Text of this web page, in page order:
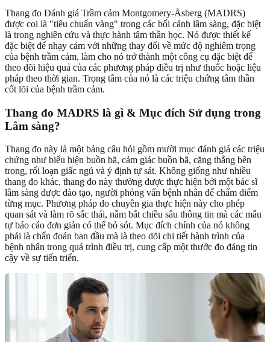
Thang đo Đánh giá Trầm cảm Montgomery-Åsberg (MADRS)
được coi là "tiêu chuẩn vàng" trong các bối cảnh lâm sàng, đặc biệt
là trong nghiên cứu và thực hành tâm thần học. Nó được thiết kế
đặc biệt để nhạy cảm với những thay đổi về mức độ nghiêm trọng
của bệnh trầm cảm, làm cho nó trở thành một công cụ đặc biệt để
theo dõi hiệu quả của các phương pháp điều trị như thuốc hoặc liệu
pháp theo thời gian. Trọng tâm của nó là các triệu chứng tâm thần
cốt lõi của bệnh trầm cảm.
Thang đo MADRS là gì & Mục đích Sử dụng trong
Lâm sàng?
Thang đo này là một bảng câu hỏi gồm mười mục đánh giá các triệu
chứng như biểu hiện buồn bã, cảm giác buồn bã, căng thẳng bên
trong, rối loạn giấc ngủ và ý định tự sát. Không giống như nhiều
thang đo khác, thang đo này thường được thực hiện bởi một bác sĩ
lâm sàng được đào tạo, người phỏng vấn bệnh nhân để chấm điểm
từng mục. Phương pháp do chuyên gia thực hiện này cho phép
quan sát và làm rõ sắc thái, nắm bắt chiều sâu thông tin mà các mẫu
tự báo cáo đơn giản có thể bỏ sót. Mục đích chính của nó không
phải là chẩn đoán ban đầu mà là theo dõi chi tiết hành trình của
bệnh nhân trong quá trình điều trị, cung cấp một thước đo đáng tin
cậy về sự tiến triển.